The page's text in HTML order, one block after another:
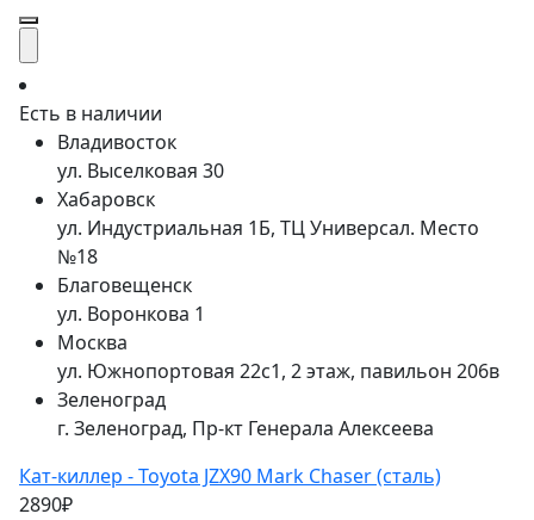
Есть в наличии
Владивосток
ул. Выселковая 30
Хабаровск
ул. Индустриальная 1Б, ТЦ Универсал. Место
№18
Благовещенск
ул. Воронкова 1
Москва
ул. Южнопортовая 22с1, 2 этаж, павильон 206в
Зеленоград
г. Зеленоград, Пр-кт Генерала Алексеева
Кат-киллер - Toyota JZX90 Mark Chaser (сталь)
2890₽